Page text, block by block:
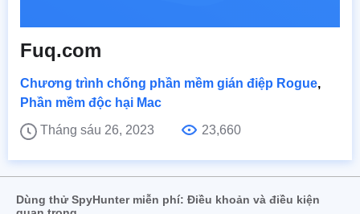
Fuq.com
Chương trình chống phần mềm gián điệp Rogue,
Phần mềm độc hại Mac
Tháng sáu 26, 2023
23,660
Dùng thử SpyHunter miễn phí: Điều khoản và điều kiện